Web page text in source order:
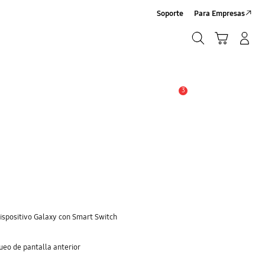
Soporte Para Empresas
3
Galaxy con Smart Switch
de pantalla anterior